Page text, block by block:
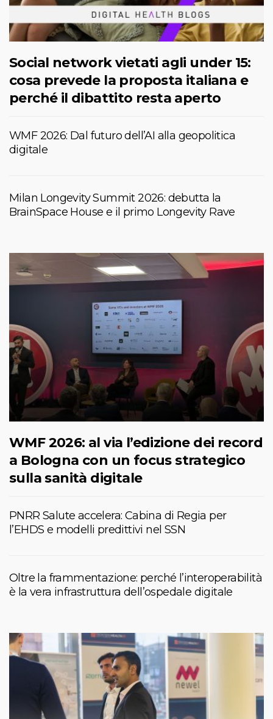
Social network vietati agli under 15:
cosa prevede la proposta italiana e
perché il dibattito resta aperto
WMF 2026: Dal futuro dell’AI alla geopolitica
digitale
Milan Longevity Summit 2026: debutta la
BrainSpace House e il primo Longevity Rave
WMF 2026: al via l’edizione dei record
a Bologna con un focus strategico
sulla sanità digitale
PNRR Salute accelera: Cabina di Regia per
l’EHDS e modelli predittivi nel SSN
Oltre la frammentazione: perché l’interoperabilità
è la vera infrastruttura dell’ospedale digitale